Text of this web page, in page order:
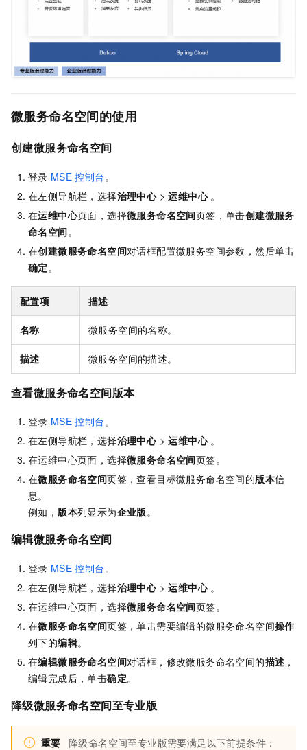
微服务命名空间的使用
创建微服务命名空间
登录 MSE 控制台 。
在左侧导航栏，选择治理中心>运维中心。
在运维中心页面，选择微服务命名空间页签，单击创建微服务
命名空间。
在创建微服务命名空间对话框配置微服务空间参数，然后单击
确定 。
配置项 描述
名称 微服务空间的名称。
描述 微服务空间的描述。
查看微服务命名空间版本
登录 MSE 控制台。
在左侧导航栏，选择治理中心>运维中心。
在运维中心页面，选择微服务命名空间页签。
在微服务命名空间页签，查看目标微服务命名空间的版本信
息。
例如，版本列显示为企业版。
编辑微服务命名空间
登录 MSE 控制台 。
在左侧导航栏，选择治理中心>运维中心。
在运维中心页面，选择微服务命名空间页签。
在微服务命名空间页签，单击需要编辑的微服务命名空间操作
列下的编辑。
在编辑微服务命名空间对话框，修改微服务命名空间的描述 ，
编辑完成后，单击确定。
降级微服务命名空间至专业版
重要 降级命名空间至专业版需要满足以下前提条件：